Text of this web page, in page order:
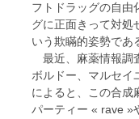
フトドラッグの自由
グに正面きって対処
いう欺瞞的姿勢で
最近、麻薬情報調
ボルドー、マルセイ
によると、この合成
パーティー « rave »